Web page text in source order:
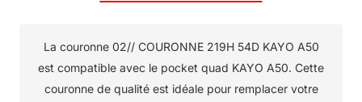
La couronne 02// COURONNE 219H 54D KAYO A50
est compatible avec le pocket quad KAYO A50. Cette
couronne de qualité est idéale pour remplacer votre